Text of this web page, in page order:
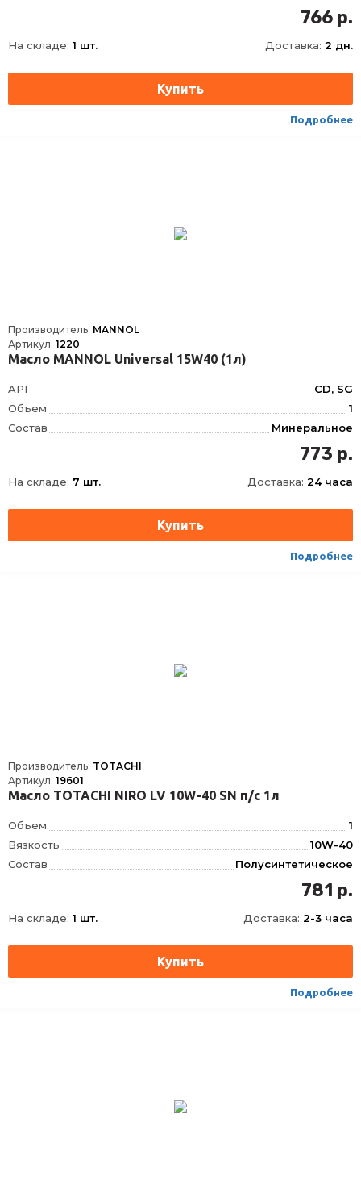
CF, SL
MA, MA-2
766 р.
На складе: 1 шт. Доставка: 2 дн.
Подробнее
Производитель: MANNOL
Артикул: 1220
Масло MANNOL Universal 15W40 (1л)
API
CD, SG
Объем
1
Состав
Минеральное
15W-40
MANNOL
773 р.
На складе: 7 шт. Доставка: 24 часа
Подробнее
Производитель: TOTACHI
Артикул: 19601
Масло TOTACHI NIRO LV 10W-40 SN п/с 1л
Объем
1
Вязкость
10W-40
Состав
Полусинтетическое
A3, B4
API
SN, SN+, SP
781 р.
На складе: 1 шт. Доставка: 2-3 часа
Подробнее